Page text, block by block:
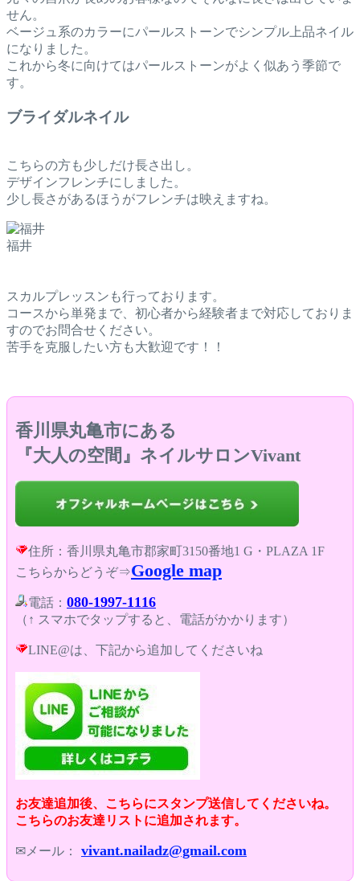
せん。
ベージュ系のカラーにパールストーンでシンプル上品ネイル
になりました。
これから冬に向けてはパールストーンがよく似あう季節で
す。
ブライダルネイル
こちらの方も少しだけ長さ出し。
デザインフレンチにしました。
少し長さがあるほうがフレンチは映えますね。
福井
スカルプレッスンも行っております。
コースから単発まで、初心者から経験者まで対応しておりま
すのでお問合せください。
苦手を克服したい方も大歓迎です！！
香川県丸亀市にある
『大人の空間』ネイルサロンVivant
住所：香川県丸亀市郡家町3150番地1 G・PLAZA 1F
こちらからどうぞ⇒Google map
電話： 080-1997-1116
（↑ スマホでタップすると、電話がかかります）
LINE@は、下記から追加してくださいね
お友達追加後、こちらにスタンプ送信してくださいね。
こちらのお友達リストに追加されます。
✉メール： vivant.nailadz@gmail.com